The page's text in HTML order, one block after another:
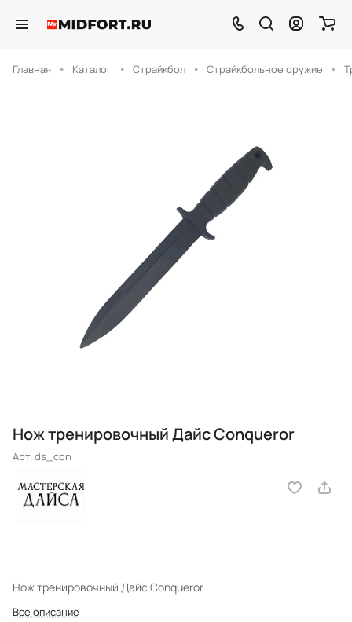
Главная Каталог Страйкбол Страйкбольное оружие
Нож тренировочный Дайс Conqueror
Арт.ds_con
Нож тренировочный Дайс Conqueror
Все описание